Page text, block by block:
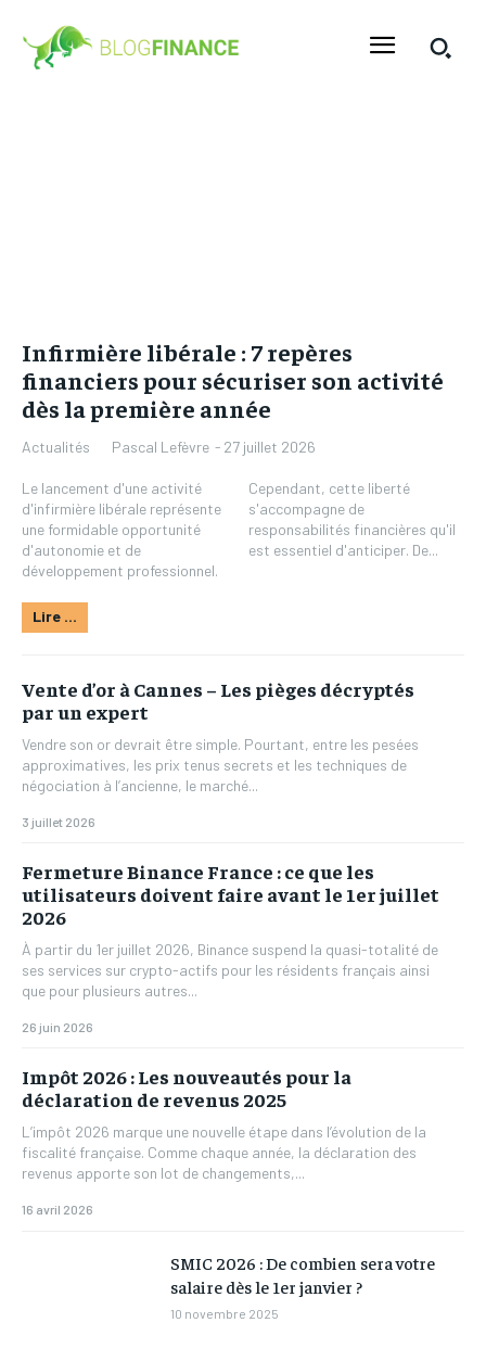
Infirmière libérale : 7 repères
financiers pour sécuriser son activité
dès la première année
Actualités Pascal Lefèvre - 27 juillet 2026
Le lancement d'une activité
d'infirmière libérale représente
une formidable opportunité
d'autonomie et de
développement professionnel.
Cependant, cette liberté
s'accompagne de
responsabilités financières qu'il
est essentiel d'anticiper. De...
Lire ...
Vente d’or à Cannes – Les pièges décryptés
par un expert
Vendre son or devrait être simple. Pourtant, entre les pesées
approximatives, les prix tenus secrets et les techniques de
négociation à l’ancienne, le marché...
3 juillet 2026
Fermeture Binance France : ce que les
utilisateurs doivent faire avant le 1er juillet
2026
À partir du 1er juillet 2026, Binance suspend la quasi-totalité de
ses services sur crypto-actifs pour les résidents français ainsi
que pour plusieurs autres...
26 juin 2026
Impôt 2026 : Les nouveautés pour la
déclaration de revenus 2025
L’impôt 2026 marque une nouvelle étape dans l’évolution de la
fiscalité française. Comme chaque année, la déclaration des
revenus apporte son lot de changements,...
16 avril 2026
SMIC 2026 : De combien sera votre
salaire dès le 1er janvier ?
10 novembre 2025